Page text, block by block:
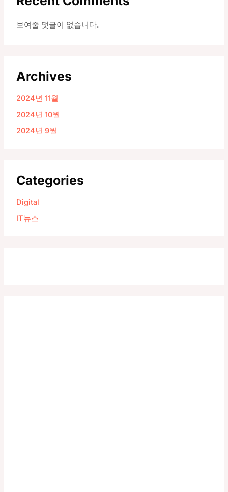
보여줄 댓글이 없습니다.
Archives
2024년 11월
2024년 10월
2024년 9월
Categories
Digital
IT뉴스